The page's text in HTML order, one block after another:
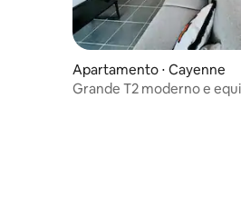
Apartamento ⋅ Cayenne
Grande T2 moderno e